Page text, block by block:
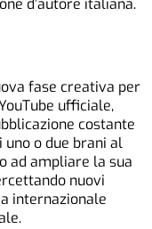
d’autore italiana.
fase creativa per
ufficiale,
costante
uno o due brani al
ad ampliare la sua
nuovi
internazionale